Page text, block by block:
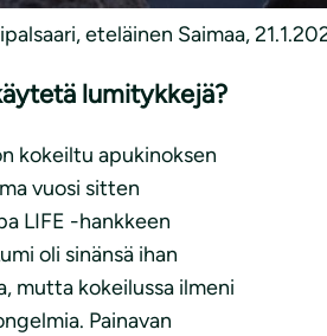
eteläinen Saimaa,
lumitykkejä?
kokeiltu apukinoksen
vuosi sitten
LIFE -hankkeen
oli sinänsä ihan
mutta kokeilussa ilmeni
Painavan